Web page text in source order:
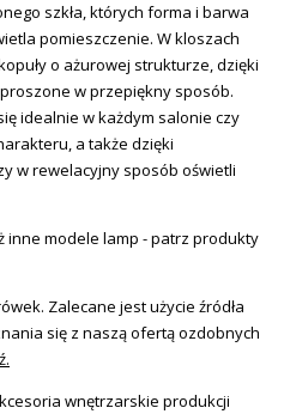
szkła, których forma i barwa
pomieszczenie. W kloszach
o ażurowej strukturze, dzięki
w przepiękny sposób.
idealnie w każdym salonie czy
a także dzięki
w rewelacyjny sposób oświetli
inne modele lamp - patrz produkty
Zalecane jest użycie źródła
się z naszą ofertą ozdobnych
wnętrzarskie produkcji